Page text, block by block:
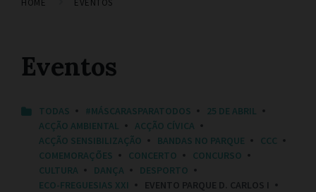
Eventos
C
TODAS #MÁSCARASPARATODOS
25 DE ABRIL
ACÇÃO AMBIENTAL
ACÇÃO CÍVICA
ACÇÃO SENSIBILIZAÇÃO
BANDAS NO PARQUE
CCC
COMEMORAÇÕES
CONCERTO
CONCURSO
CULTURA
DANÇA
DESPORTO
ECO-FREGUESIAS XXI
EVENTO PARQUE D. CARLOS I